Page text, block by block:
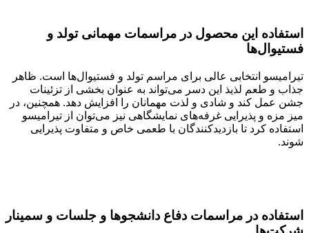
استفاده این محصول در مراسمات مهمانی تولد و
فستیوال‌ها
تیرامیسو انتخابی عالی برای مراسم تولد و فستیوال‌ها است. ظاهر
جذاب و طعم لذیذ این دسر می‌تواند به عنوان بخشی از تزئینات
جشن عمل کند و شادی و لذت مهمانان را افزایش دهد. همچنین، در
میز مزه و پذیرایی غرفه‌های نمایشگاهی نیز می‌توان از تیرامیسو
استفاده کرد تا بازدیدکنندگان با طعمی خاص و متفاوت پذیرایی
شوند.
استفاده در مراسمات دفاع دانشجوها و جلسات و سمینار